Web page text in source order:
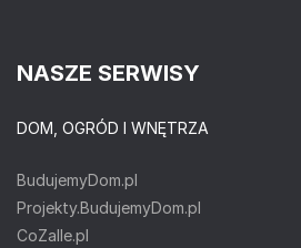
NASZE SERWISY
DOM, OGRÓD I WNĘTRZA
BudujemyDom.pl
Projekty.BudujemyDom.pl
CoZaIle.pl